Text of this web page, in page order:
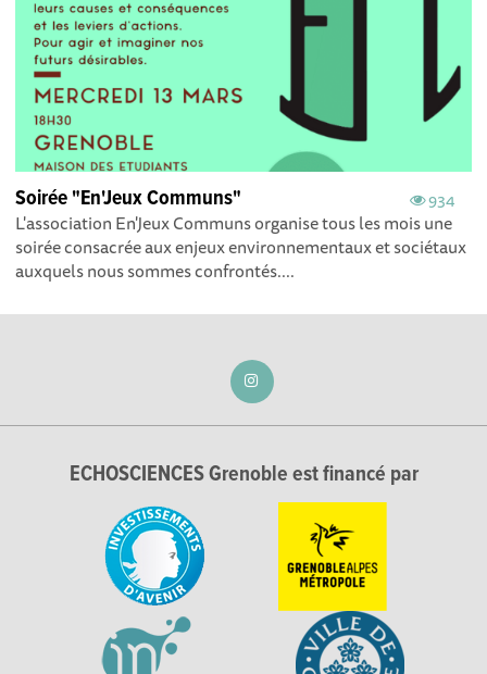
934
Soirée "En'Jeux Communs"
L'association En'Jeux Communs organise tous les mois une
soirée consacrée aux enjeux environnementaux et sociétaux
auxquels nous sommes confrontés....
ECHOSCIENCES Grenoble est financé par